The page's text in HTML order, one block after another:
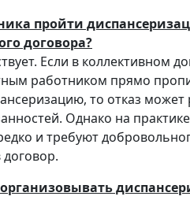
пройти
договора?
Если в коллективном
работником прямо
то отказ может
Однако на
и требуют